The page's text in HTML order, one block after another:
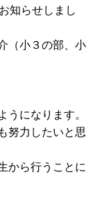
知らせしまし
（小３の部、小
になります。
努力したいと思
から行うことに